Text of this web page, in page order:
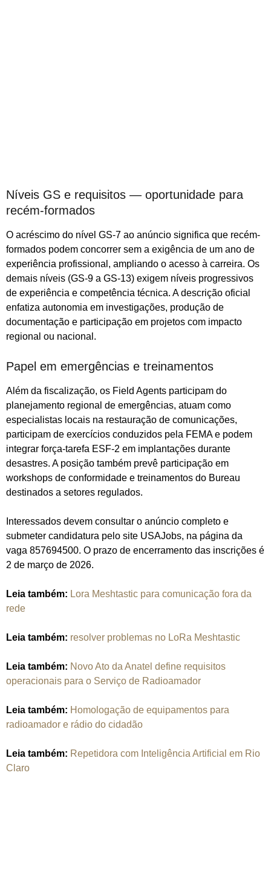
Níveis GS e requisitos — oportunidade para
recém-formados
O acréscimo do nível GS-7 ao anúncio significa que recém-
formados podem concorrer sem a exigência de um ano de
experiência profissional, ampliando o acesso à carreira. Os
demais níveis (GS-9 a GS-13) exigem níveis progressivos
de experiência e competência técnica. A descrição oficial
enfatiza autonomia em investigações, produção de
documentação e participação em projetos com impacto
regional ou nacional.
Papel em emergências e treinamentos
Além da fiscalização, os Field Agents participam do
planejamento regional de emergências, atuam como
especialistas locais na restauração de comunicações,
participam de exercícios conduzidos pela FEMA e podem
integrar força-tarefa ESF-2 em implantações durante
desastres. A posição também prevê participação em
workshops de conformidade e treinamentos do Bureau
destinados a setores regulados.
Interessados devem consultar o anúncio completo e
submeter candidatura pelo site USAJobs, na página da
vaga 857694500. O prazo de encerramento das inscrições é
2 de março de 2026.
Leia também: Lora Meshtastic para comunicação fora da
rede
Leia também: resolver problemas no LoRa Meshtastic
Leia também: Novo Ato da Anatel define requisitos
operacionais para o Serviço de Radioamador
Leia também: Homologação de equipamentos para
radioamador e rádio do cidadão
Leia também: Repetidora com Inteligência Artificial em Rio
Claro